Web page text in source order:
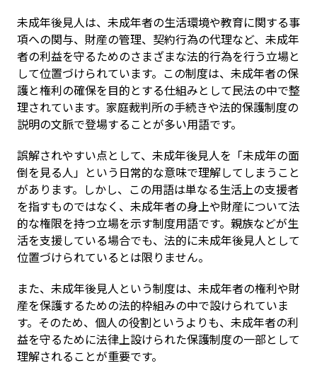
未成年後見人は、未成年者の生活環境や教育に関する事
項への関与、財産の管理、契約行為の代理など、未成年
者の利益を守るためのさまざまな法的行為を行う立場と
して位置づけられています。この制度は、未成年者の保
護と権利の確保を目的とする仕組みとして民法の中で整
理されています。家庭裁判所の手続きや法的保護制度の
説明の文脈で登場することが多い用語です。
誤解されやすい点として、未成年後見人を「未成年の面
倒を見る人」という日常的な意味で理解してしまうこと
があります。しかし、この用語は単なる生活上の支援者
を指すものではなく、未成年者の身上や財産について法
的な権限を持つ立場を示す制度用語です。親族などが生
活を支援している場合でも、法的に未成年後見人として
位置づけられているとは限りません。
また、未成年後見人という制度は、未成年者の権利や財
産を保護するための法的枠組みの中で設けられていま
す。そのため、個人の役割というよりも、未成年者の利
益を守るために法律上設けられた保護制度の一部として
理解されることが重要です。